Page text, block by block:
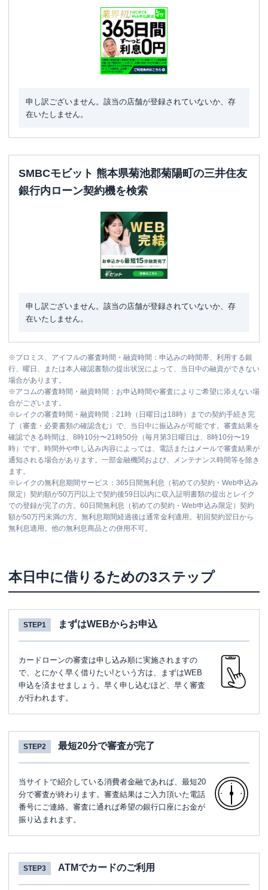
申し訳ございません。該当の店舗が登録されていないか、存
在いたしません。
SMBCモビット 熊本県菊池郡菊陽町の三井住友
銀行内ローン契約機を検索
申し訳ございません。該当の店舗が登録されていないか、存
在いたしません。
※プロミス、アイフルの審査時間・融資時間：申込みの時間帯、利用する銀
行、曜日、または本人確認書類の提出状況によって、当日中の融資ができない
場合があります。
※アコムの審査時間・融資時間：お申込時間や審査によりご希望に添えない場
合がございます。
※ レイクの審査時間・融資時間：21時（日曜日は18時）までの契約手続き完
了（審査・必要書類の確認含む）で、当日中に振込みが可能です。審査結果を
確認できる時間は、8時10分〜21時50分（毎月第3日曜日は、8時10分〜19
時）です。時間外や申し込み内容によっては、電話またはメールで審査結果が
通知される場合があります。一部金融機関および、メンテナンス時間等を除き
ます。
※ レイクの無利息期間サービス：365日間無利息（初めての契約・Web申込み
限定）契約額が50万円以上で契約後59日以内に収入証明書類の提出とレイク
での登録が完了の方。60日間無利息（初めての契約・Web申込み限定）契約
額が50万円未満の方。無利息期間経過後は通常金利適用。初回契約翌日から
無利息適用。他の無利息商品との併用不可。
本日中に借りるための3ステップ
STEP1 まずはWEBからお申込
カードローンの審査は申し込み順に実施されますの
で、とにかく早く借りたい!という方は、まずはWEB
申込を済ませましょう。早く申し込むほど、早く審査
が行われます。
STEP2 最短20分で審査が完了
当サイトで紹介している消費者金融であれば、最短20
分で審査が終わります。審査結果はご入力頂いた電話
番号にご連絡。審査に通れば希望の銀行口座にお金が
振り込まれます。
STEP3 ATMでカードのご利用